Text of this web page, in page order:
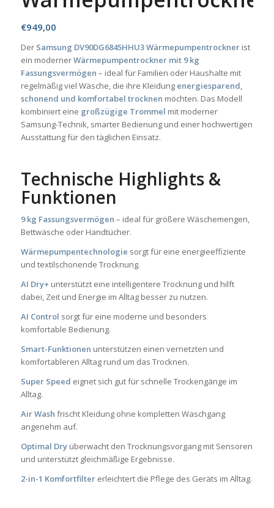
€949,00
Der Samsung DV90DG6845HHU3 Wärmepumpentrocknerist
ein modernerWärmepumpentrockner mit 9 kg
Fassungsvermögen – ideal für Familien oder Haushalte mit
regelmäßig viel Wäsche, die ihre Kleidung energiesparend,
schonend und komfortabel trocknen möchten. Das Modell
kombiniert eine großzügige Trommel mit moderner
Samsung-Technik, smarter Bedienung und einer hochwertigen
Ausstattung für den täglichen Einsatz.
Technische Highlights &
Funktionen
9 kg Fassungsvermögen – ideal für größere Wäschemengen,
Bettwäsche oder Handtücher.
Wärmepumpentechnologie sorgt für eine energieeffiziente
und textilschonende Trocknung.
AI Dry+ unterstützt eine intelligentere Trocknung und hilft
dabei, Zeit und Energie im Alltag besser zu nutzen.
AI Control sorgt für eine moderne und besonders
komfortable Bedienung.
Smart-Funktionen unterstützen einen vernetzten und
komfortableren Alltag rund um das Trocknen.
Super Speed eignet sich gut für schnelle Trockengänge im
Alltag.
Air Wash frischt Kleidung ohne kompletten Waschgang
angenehm auf.
Optimal Dryüberwacht den Trocknungsvorgang mit Sensoren
und unterstützt gleichmäßige Ergebnisse.
2-in-1 Komfortfiltererleichtert die Pflege des Geräts im Alltag.